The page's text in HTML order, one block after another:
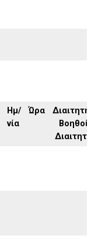
Ημ/
νία
Ώρα
Διαιτητής,
Βοηθοί
Διαιτητή